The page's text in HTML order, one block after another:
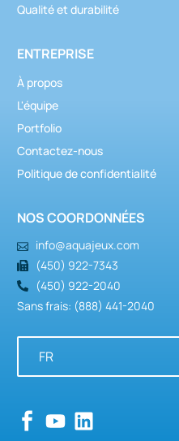
Qualité et durabilité
ENTREPRISE
À propos
L'équipe
Portfolio
Contactez-nous
Politique de confidentialité
NOS COORDONNÉES
info@aquajeux.com
(450) 922-7343
(450) 922-2040
Sans frais: (888) 441-2040
FR